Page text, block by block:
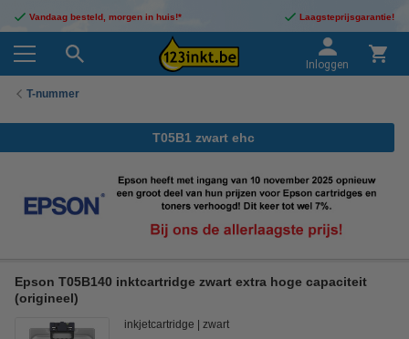
Vandaag besteld, morgen in huis!* Laagsteprijsgarantie!
Inloggen
T-nummer
T05B1 zwart ehc
Epson T05B140 inktcartridge zwart extra hoge capaciteit
(origineel)
inkjetcartridge zwart